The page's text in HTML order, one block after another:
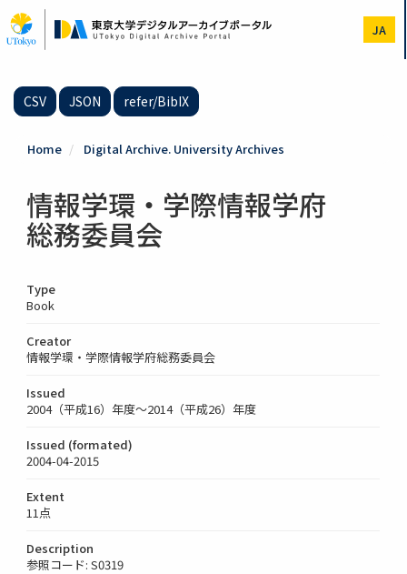
to
main
JA
CSV JSON refer/BibIX
Home Digital Archive. University Archives
情報学環・学際情報学府
総務委員会
Type
Book
Creator
情報学環・学際情報学府総務委員会
Issued
2004（平成16）年度～2014（平成26）年度
Issued (formated)
2004-04-2015
Extent
11点
Description
参照コード: S0319